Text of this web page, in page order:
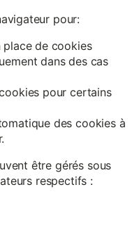
pour:
place de cookies
dans des cas
pour certains
des cookies à
être gérés sous
respectifs :